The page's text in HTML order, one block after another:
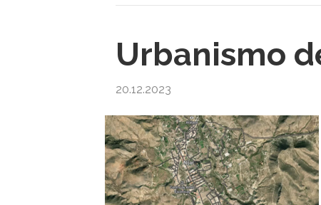
Urbanismo
20.12.2023